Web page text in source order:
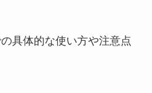
具体的な使い方や注意点